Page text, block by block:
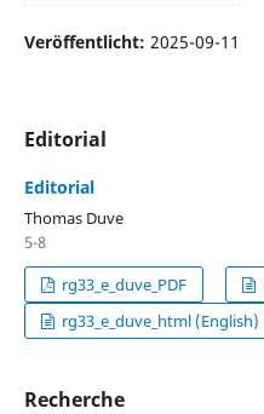
Veröffentlicht: 2025-09-11
Editorial
Editorial
Thomas Duve
5-8
rg33_e_duve_PDF
rg33_e_duve_html (English)
Recherche